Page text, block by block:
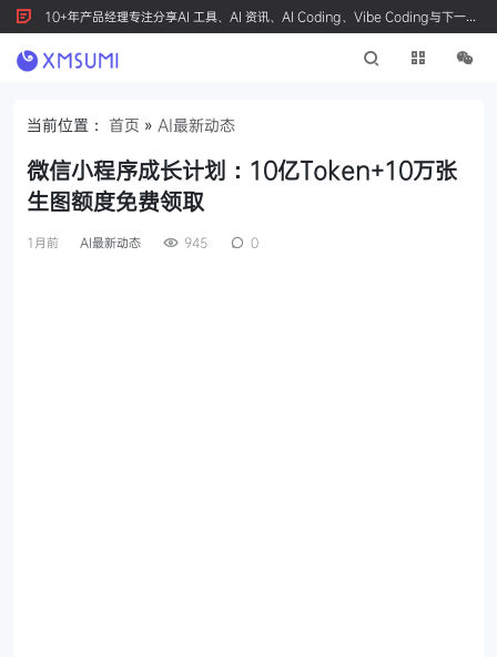
10+年产品经理专注分享AI 工具、AI 资讯、AI Coding、Vibe Coding与下一代
产品创新，按 Ctrl+D 收藏我们
当前位置： 首页 » AI最新动态
微信小程序成长计划：10亿Token+10万张
生图额度免费领取
1月前 AI最新动态 945 0